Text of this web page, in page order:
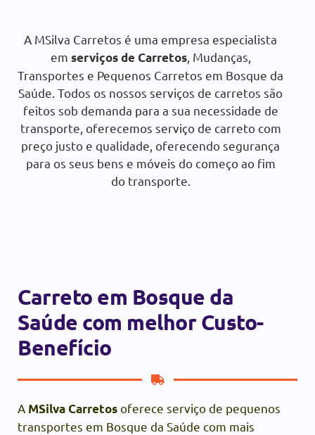
SOLICITAR ORÇAMENTO
A MSilva Carretos é uma empresa especialista
em serviços de Carretos, Mudanças,
Transportes e Pequenos Carretos em Bosque da
Saúde. Todos os nossos serviços de carretos são
feitos sob demanda para a sua necessidade de
transporte, oferecemos serviço de carreto com
preço justo e qualidade, oferecendo segurança
para os seus bens e móveis do começo ao fim
do transporte.
Carreto em Bosque da
Saúde com melhor Custo-
Benefício
A MSilva Carretosoferece serviço de pequenos
transportes em Bosque da Saúde com mais